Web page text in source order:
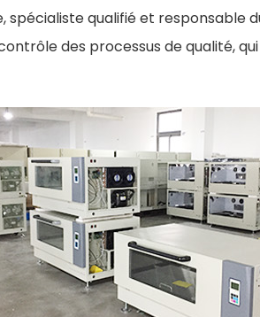
spécialiste qualifié et responsable
des processus de qualité,